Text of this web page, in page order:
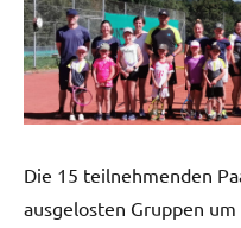
Die 15 teilnehmenden
ausgelosten Gruppen